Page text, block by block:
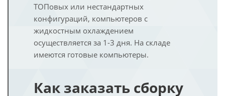
ТОПовых или нестандартных
конфигураций, компьютеров с
жидкостным охлаждением
осуществляется за 1-3 дня. На складе
имеются готовые компьютеры.
Как заказать сборку